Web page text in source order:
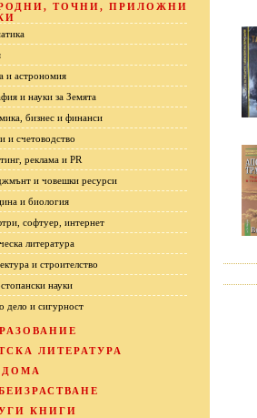
ТОЧНИ, ПРИЛОЖНИ
и астрономия
и науки за Земята
бизнес и финанси
и счетоводство
реклама и PR
и човешки ресурси
и биология
софтуер, интернет
литература
и строителство
науки
дело и сигурност
ЛИТЕРАТУРА
ДОМА
КНИГИ